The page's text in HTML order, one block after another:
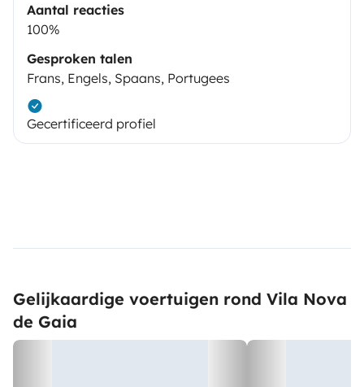
Aantal reacties
100%
Gesproken talen
Frans, Engels, Spaans, Portugees
Gecertificeerd profiel
Gelijkaardige voertuigen rond Vila Nova
de Gaia